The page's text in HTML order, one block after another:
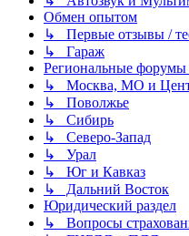
Обмен опытом
↳ Первые отзывы /
↳ Гараж
Региональные форумы
↳ Москва, МО и
↳ Поволжье
↳ Сибирь
↳ Северо-Запад
↳ Урал
↳ Юг и Кавказ
↳ Дальний Восток
Юридический раздел
↳ Вопросы